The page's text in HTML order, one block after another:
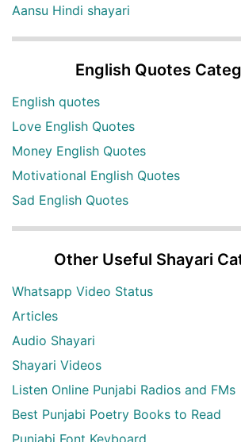
Aansu Hindi shayari
English Quotes
English quotes
Love English Quotes
Money English Quotes
Motivational English Quotes
Sad English Quotes
Other Useful Shayari
Whatsapp Video Status
Articles
Audio Shayari
Shayari Videos
Listen Online Punjabi Radios and FMs
Best Punjabi Poetry Books to Read
Punjabi Font Keyboard